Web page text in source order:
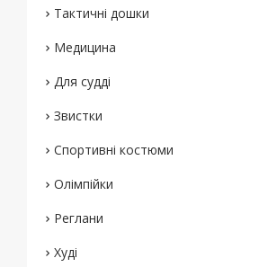
Тактичні дошки
Медицина
Для судді
Звистки
Спортивні костюми
Олімпійки
Реглани
Худі